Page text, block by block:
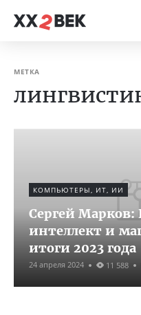
МЕТКА
КОМПЬЮТЕРЫ, ИТ, ИИ
Сергей Марков:
интеллект и
итоги 2023 года
24 апреля 2024 11 588